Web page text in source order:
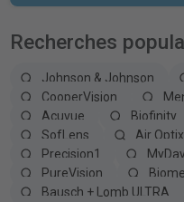
Recherches
Johnson & Johnson
CooperVision
Acuvue
Biofinity
SofLens
Air Optix
Precision1
PureVision
Bausch + Lomb ULTRA